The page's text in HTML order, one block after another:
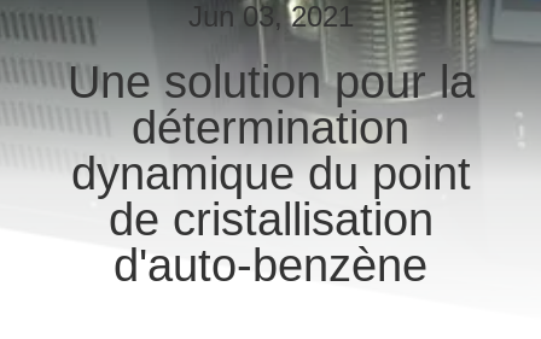
CONTRÔLE
DE
QUALITÉ
CONTACTEZ-
Jun 03, 2021
Une solution pour la
détermination
dynamique du point
de cristallisation
d'auto-benzène